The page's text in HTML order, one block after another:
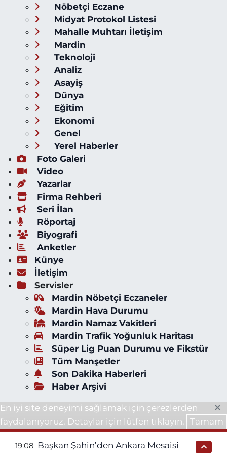
Nöbetçi Eczane
Midyat Protokol Listesi
Mahalle Muhtarı İletişim
Mardin
Teknoloji
Analiz
Asayiş
Dünya
Eğitim
Ekonomi
Genel
Yerel Haberler
Foto Galeri
Video
Yazarlar
Firma Rehberi
Seri İlan
Röportaj
Biyografi
Anketler
Künye
İletişim
Servisler
Mardin Nöbetçi Eczaneler
Mardin Hava Durumu
Mardin Namaz Vakitleri
Mardin Trafik Yoğunluk Haritası
Süper Lig Puan Durumu ve Fikstür
Tüm Manşetler
Son Dakika Haberleri
Haber Arşivi
En iyi site deneyimi sağlamak için çerezlerden
faydalanıyoruz. Detaylar için lütfen tıklayın. Tamam
19:08 Başkan Şahin’den Ankara Mesaisi